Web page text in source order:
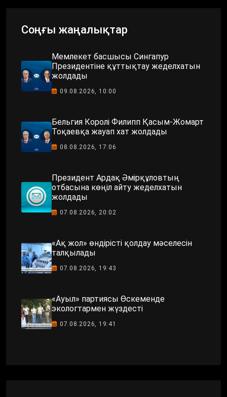
Соңғы жаңалықтар
Мемлекет басшысы Сингапур
Президентіне құттықтау жеделхатын
жолдады
09.08.2026, 10:00
Бельгия Королі Филипп Қасым-Жомарт
Тоқаевқа жауап хат жолдады
08.08.2026, 17:06
Президент Ардақ Әмірқұловтың
отбасына көңіл айту жеделхатын
жолдады
07.08.2026, 20:02
«Ақ жол» өндірісті қолдау мәселесін
талқылады
07.08.2026, 19:43
«Ауыл» партиясы Өскеменде
экологтармен жүздесті
07.08.2026, 19:41